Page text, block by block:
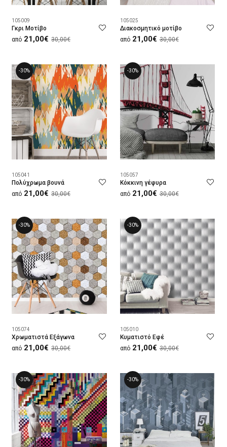
105009
Γκρι Μοτίβο
από 21,00€ 30,00€
105025
Διακοσμητικό μοτίβο
από 21,00€ 30,00€
-30%
105041
Πολύχρωμα βουνά
από 21,00€ 30,00€
-30%
105057
Κόκκινη γέφυρα
από 21,00€ 30,00€
-30%
105074
Χρωματιστά Εξάγωνα
από 21,00€ 30,00€
-30%
105010
Κυματιστό Εφέ
από 21,00€ 30,00€
-30% -30%